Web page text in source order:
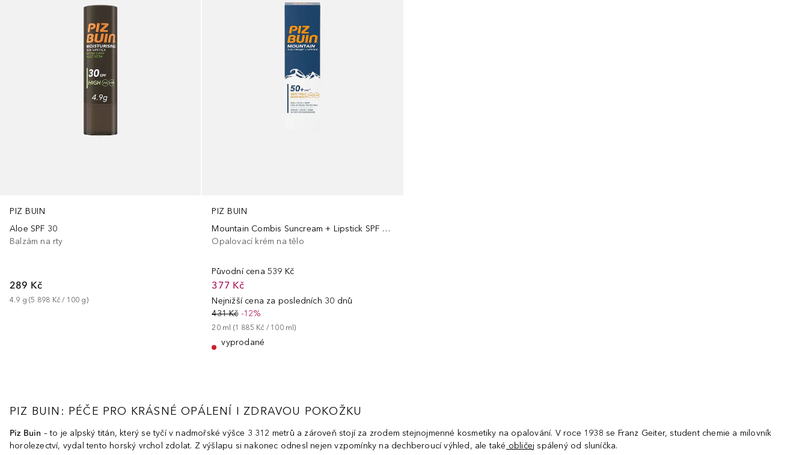
PIZ BUIN
Aloe SPF 30
Balzám na rty
289 Kč
4.9 g (5 898 Kč / 100 g)
PIZ BUIN
Mountain Combis Suncream + Lipstick SPF 50+
Opalovací krém na tělo
Původní cena 539 Kč
377 Kč
Nejnižší cena za posledních 30 dnů
431 Kč-12%
20 ml (1 885 Kč / 100 ml)
vyprodané
PIZ BUIN: PÉČE PRO KRÁSNÉ OPÁLENÍ I ZDRAVOU POKOŽKU
Piz Buin – to je alpský titán, který se tyčí v nadmořské výšce 3 312 metrů a zároveň stojí za zrodem stejnojmenné kosmetiky na opalování. V roce 1938 se Franz Geiter, student chemie a milovník
horolezectví, vydal tento horský vrchol zdolat. Z výšlapu si nakonec odnesl nejen vzpomínky na dechberoucí výhled, ale také obličej spálený od sluníčka.